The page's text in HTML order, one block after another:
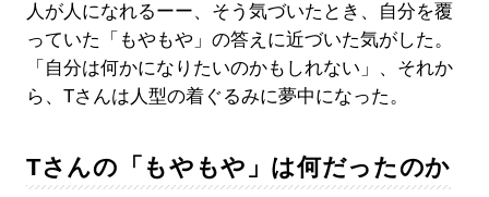
人が人になれるーー、そう気づいたとき、自分を覆
っていた「もやもや」の答えに近づいた気がした。
「自分は何かになりたいのかもしれない」、それか
ら、Tさんは人型の着ぐるみに夢中になった。
Tさんの「もやもや」は何だったのか